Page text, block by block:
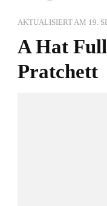
AKTUALISIERT AM 19.
A Hat
Pratchett